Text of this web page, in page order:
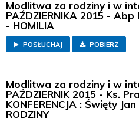
Modlitwa za rodziny i w
PAŹDZIERNIKA 2015 - Abp
- HOMILIA
POSŁUCHAJ POBIERZ
Modlitwa za rodziny i w
PAŹDZIERNIK 2015 - Ks.
KONFERENCJA : Święty
RODZINY